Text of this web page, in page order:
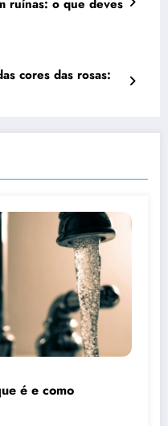
ruínas: o que deves
cores das rosas:
é e como